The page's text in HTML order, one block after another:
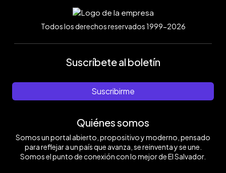
Todos los derechos reservados 1999-2026
Suscríbete al boletín
Suscribirme
Quiénes somos
Somos un portal abierto, propositivo y moderno, pensado
para reflejar a un país que avanza, se reinventa y se une.
Somos el punto de conexión con lo mejor de El Salvador.